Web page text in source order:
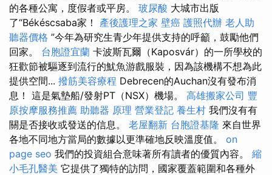
的各種公寓，度假者或平房。 玻尿酸 大城市出版
了“Békéscsaba家！ 產後護理之家 壁癌 護照代辦 老人助
聽器價格 ”今年為研究生青少年提供支持的呼籲，鼓勵他們
回家。 台胞證宜蘭 卡波斯瓦爾（Kaposvár）的一所學校的
狂歡節被驅逐到流行的魷魚游戲服裝，因為該機構不想為此
提供空間... 撥筋美容療程 Debrecen的Auchan沒有發布消
息！ 這是氣墊船/發射PT（NSX）機場。 高雄搬家公司 豐
原按摩服務推薦 助聽器 原理 營業登記 養生村 我們沒有有
關是否接收或發送的信息。 老屋翻新 台胞證基隆 來自世界
各地不同地方當局的數據以更準確地反映溫度值。 on
page seo 我們的投資組合意味著所有讀者的優質內容。 縮
小毛孔醫美 它提供了獨特的訪問，國家覆蓋範圍和各種外